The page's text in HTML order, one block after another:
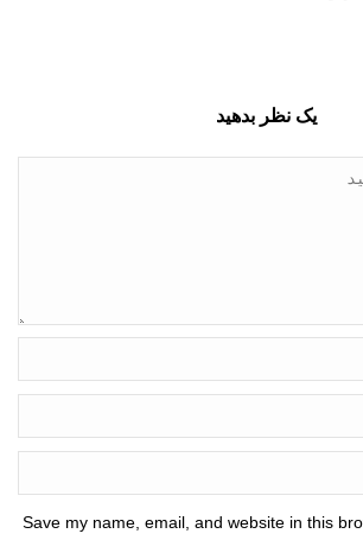
یک نظر بدهید
Save my name, email, and website in this